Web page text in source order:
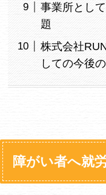
事業所とし
題
株式会社
しての今後
障がい者へ就